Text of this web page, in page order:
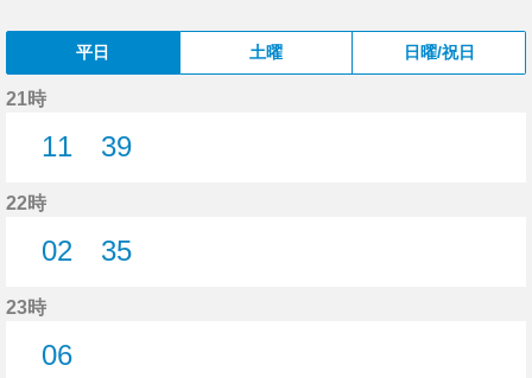
平日 土曜 日曜/祝日
21時
11
39
22時
02
35
23時
06